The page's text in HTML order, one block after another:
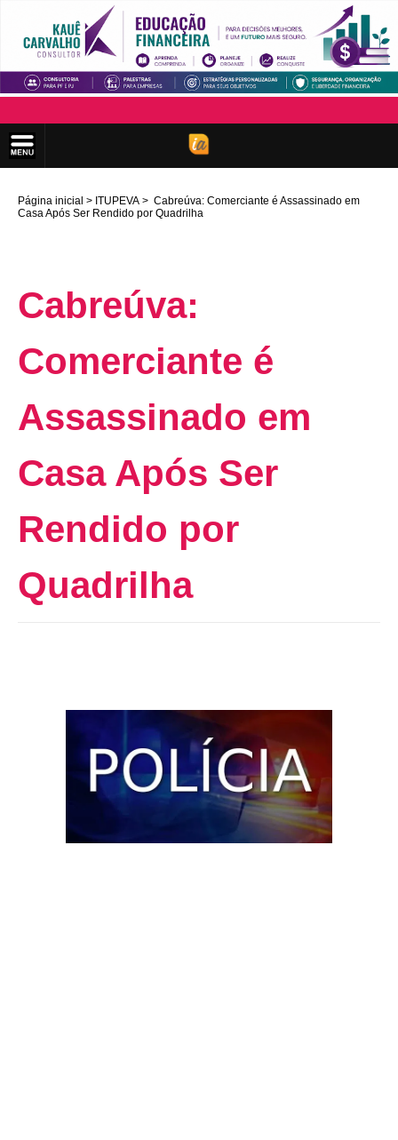
Página inicial ITUPEVA
Cabreúva: Comerciante é Assassinado em
Casa Após Ser Rendido por Quadrilha
Cabreúva:
Comerciante é
Assassinado em
Casa Após Ser
Rendido por
Quadrilha